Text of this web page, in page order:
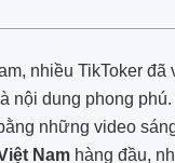
nhiều TikToker
nội dung phong
những video
Nam hàng đầu,